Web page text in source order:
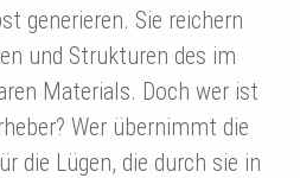
generieren. Sie reichern
und Strukturen des im
Materials. Doch wer ist
Wer übernimmt die
die Lügen, die durch sie in